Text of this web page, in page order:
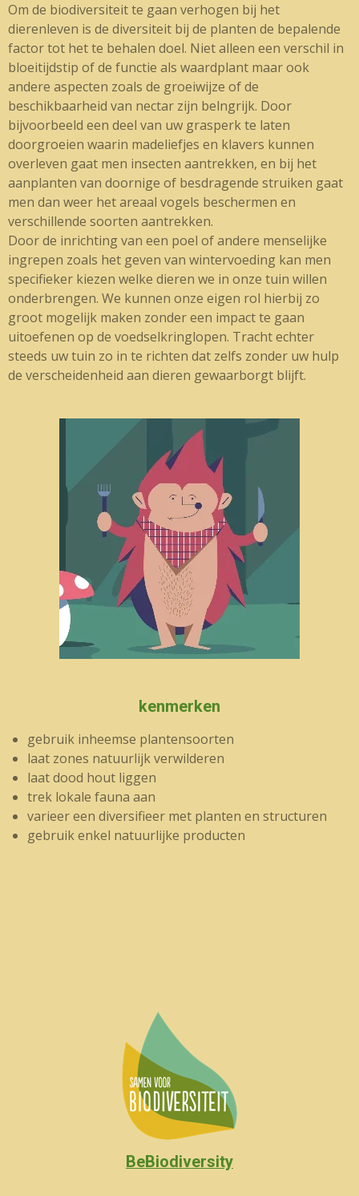
Om de biodiversiteit te gaan verhogen bij het
dierenleven is de diversiteit bij de planten de bepalende
factor tot het te behalen doel. Niet alleen een verschil in
bloeitijdstip of de functie als waardplant maar ook
andere aspecten zoals de groeiwijze of de
beschikbaarheid van nectar zijn belngrijk. Door
bijvoorbeeld een deel van uw grasperk te laten
doorgroeien waarin madeliefjes en klavers kunnen
overleven gaat men insecten aantrekken, en bij het
aanplanten van doornige of besdragende struiken gaat
men dan weer het areaal vogels beschermen en
verschillende soorten aantrekken.
Door de inrichting van een poel of andere menselijke
ingrepen zoals het geven van wintervoeding kan men
specifieker kiezen welke dieren we in onze tuin willen
onderbrengen. We kunnen onze eigen rol hierbij zo
groot mogelijk maken zonder een impact te gaan
uitoefenen op de voedselkringlopen. Tracht echter
steeds uw tuin zo in te richten dat zelfs zonder uw hulp
de verscheidenheid aan dieren gewaarborgt blijft.
kenmerken
gebruik inheemse plantensoorten
laat zones natuurlijk verwilderen
laat dood hout liggen
trek lokale fauna aan
varieer een diversifieer met planten en structuren
gebruik enkel natuurlijke producten
BeBiodiversity